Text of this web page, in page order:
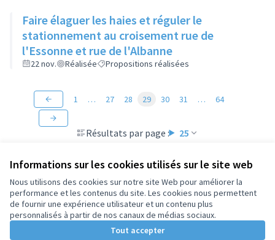
Informations sur les cookies utilisés sur le site web
Nous utilisons des cookies sur notre site Web pour améliorer la
performance et les contenus du site. Les cookies nous permettent
de fournir une expérience utilisateur et un contenu plus
personnalisés à partir de nos canaux de médias sociaux.
Tout accepter
Faire élaguer les haies et réguler le
stationnement au croisement rue de
l'Essonne et rue de l'Albanne
22 nov. Réalisée Propositions réalisées
Résultats par page : 25
1 … 27 28 29 30 31 … 64
Conditions d'utilisation
Paramètres des cookies